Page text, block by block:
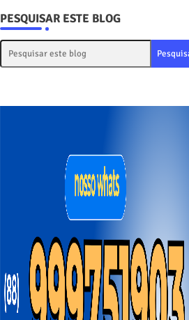
PESQUISAR ESTE BLOG